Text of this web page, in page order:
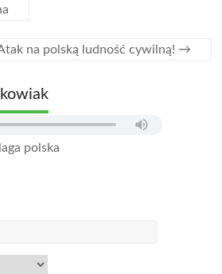
na polską ludność cywilną! →